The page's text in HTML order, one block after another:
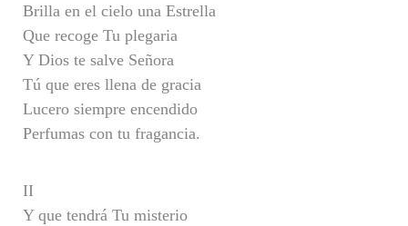
Brilla en el cielo una Estrella
Que recoge Tu plegaria
Y Dios te salve Señora
Tú que eres llena de gracia
Lucero siempre encendido
Perfumas con tu fragancia.
II
Y que tendrá Tu misterio